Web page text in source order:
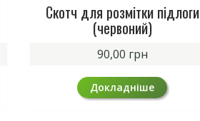
Скотч для розмітки підлоги
(червоний)
90,00 грн
Докладніше